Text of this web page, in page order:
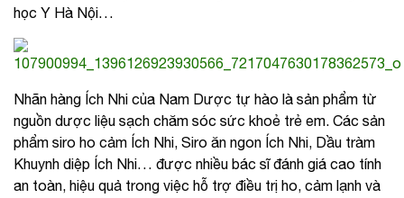
học Y Hà Nội…
Nhãn hàng Ích Nhi của Nam Dược tự hào là sản phẩm từ
nguồn dược liệu sạch chăm sóc sức khoẻ trẻ em. Các sản
phẩm siro ho cảm Ích Nhi, Siro ăn ngon Ích Nhi, Dầu tràm
Khuynh diệp Ích Nhi… được nhiều bác sĩ đánh giá cao tính
an toàn, hiệu quả trong việc hỗ trợ điều trị ho, cảm lạnh và